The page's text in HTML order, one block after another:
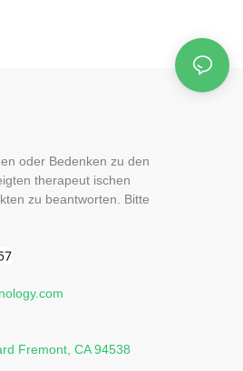
oder Bedenken zu den
therapeut ischen
zu beantworten. Bitte
Fremont, CA 94538